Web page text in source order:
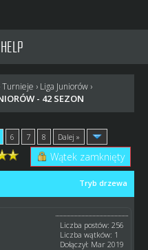
HELP
Turnieje › Liga Juniorów›
- 42 SEZON
6 7 8 Dalej »
Wątek zamknięty
Tryb drzewa
Liczba postów: 256
Liczba wątków: 1
Dołączył: Mar 2019